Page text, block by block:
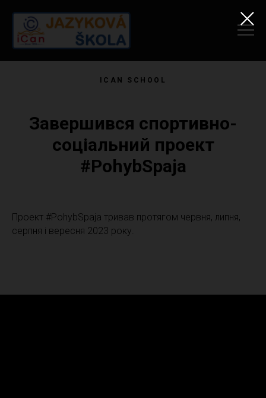
ICAN SCHOOL
Завершився спортивно-
соціальний проект
#PohybSpaja
Проект #PohybSpaja тривав протягом червня, липня,
серпня і вересня 2023 року.